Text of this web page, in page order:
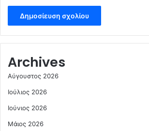
Archives
Αύγουστος 2026
Ιούλιος 2026
Ιούνιος 2026
Μάιος 2026